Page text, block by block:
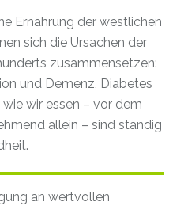
Ernährung der westlichen
sich die Ursachen der
zusammensetzen:
und Demenz, Diabetes
wir essen – vor dem
allein – sind ständig
an wertvollen